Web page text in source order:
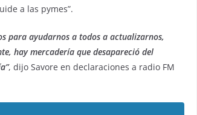
a las pymes”.
para ayudarnos a todos a actualizarnos,
hay mercadería que desapareció del
, dijo Savore en declaraciones a radio FM